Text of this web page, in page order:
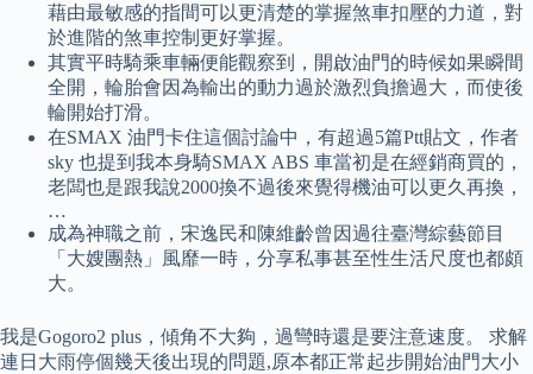
藉由最敏感的指間可以更清楚的掌握煞車扣壓的力道，對
於進階的煞車控制更好掌握。
其實平時騎乘車輛便能觀察到，開啟油門的時候如果瞬間
全開，輪胎會因為輸出的動力過於激烈負擔過大，而使後
輪開始打滑。
在SMAX 油門卡住這個討論中，有超過5篇Ptt貼文，作者
sky 也提到我本身騎SMAX ABS 車當初是在經銷商買的，
老闆也是跟我說2000換不過後來覺得機油可以更久再換，
…
成為神職之前，宋逸民和陳維齡曾因過往臺灣綜藝節目
「大嫂團熱」風靡一時，分享私事甚至性生活尺度也都頗
大。
我是Gogoro2 plus，傾角不大夠，過彎時還是要注意速度。 求解
連日大雨停個幾天後出現的問題,原本都正常起步開始油門大小